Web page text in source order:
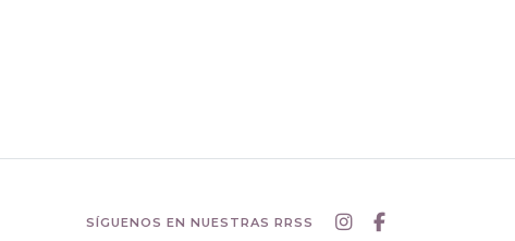
SÍGUENOS EN NUESTRAS RRSS